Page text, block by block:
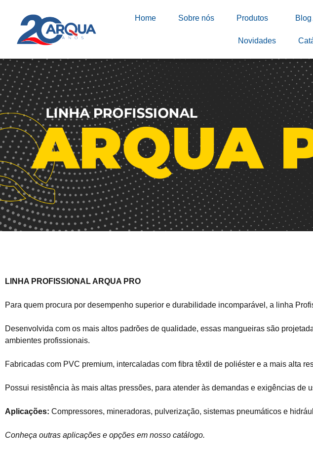
Home Sobre nós Produtos Blog
Novidades
LINHA PROFISSIONAL ARQUA PRO
Para quem procura por desempenho superior e durabilidade incomparável, a linha
Desenvolvida com os mais altos padrões de qualidade, essas mangueiras são
ambientes profissionais.
Fabricadas com PVC premium, intercaladas com fibra têxtil de poliéster e a mais alta
Possui resistência às mais altas pressões, para atender às demandas e exigências de
Aplicações: Compressores, mineradoras, pulverização, sistemas pneumáticos e
Conheça outras aplicações e opções em nosso catálogo.